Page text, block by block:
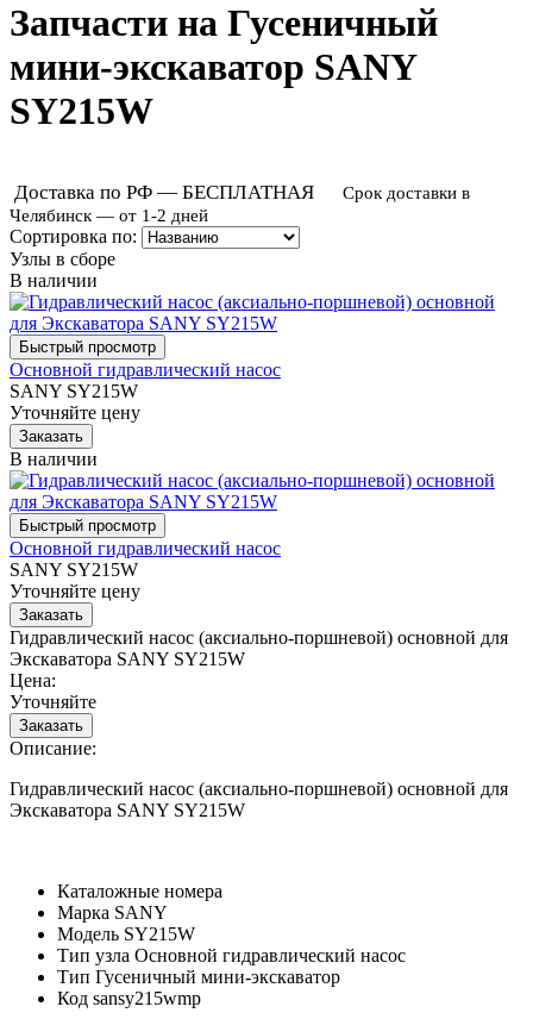
Запчасти на Гусеничный
мини-экскаватор SANY
SY215W
Доставка по РФ — БЕСПЛАТНАЯ
Срок доставки в
Челябинск — от 1-2 дней
Сортировка по:
Узлы в сборе
В наличии
Основной гидравлический насос
SANY SY215W
Уточняйте цену
В наличии
Основной гидравлический насос
SANY SY215W
Уточняйте цену
Гидравлический насос (аксиально-поршневой) основной для
Экскаватора SANY SY215W
Цена:
Уточняйте
Описание:
Гидравлический насос (аксиально-поршневой) основной для
Экскаватора SANY SY215W
Каталожные номера
Марка SANY
Модель SY215W
Тип узла Основной гидравлический насос
Тип Гусеничный мини-экскаватор
Код sansy215wmp